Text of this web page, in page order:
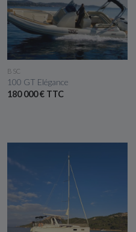
BSC
100 GT Elégance
180 000 € TTC